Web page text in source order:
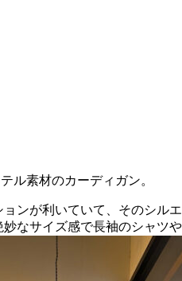
ル素材のカーディガン。
ンが利いていて、そのシル
なサイズ感で長袖のシャツ